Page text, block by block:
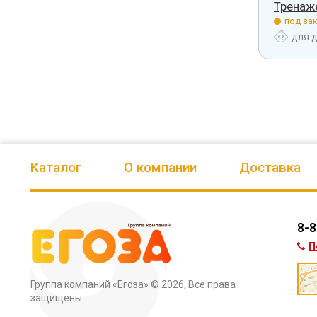
под
для
Каталог О компании Доставка
Группа компаний «Егоза» © 2026, Все права
защищены.
8-